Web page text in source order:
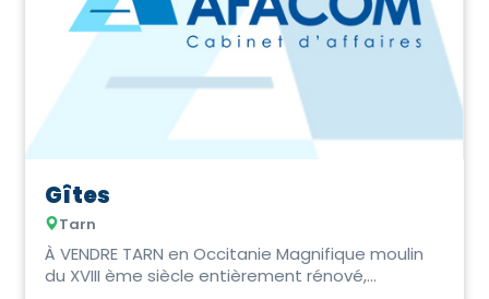
Gîtes
Tarn
À VENDRE TARN en Occitanie Magnifique moulin
du XVIII ème siècle entièrement rénové,